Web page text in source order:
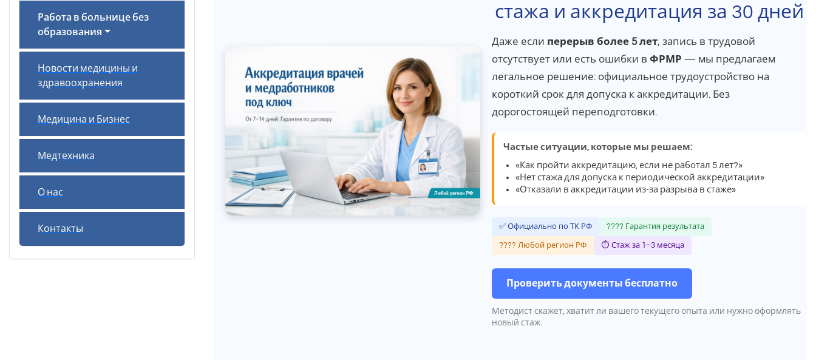
Работа в больнице без
образования
Новости медицины и
здравоохранения
Медицина и Бизнес
Медтехника
О нас
Контакты
стажа и аккредитация за 30 дней
Даже если перерыв более 5 лет, запись в трудовой
отсутствует или есть ошибки в ФРМР — мы предлагаем
легальное решение: официальное трудоустройство на
короткий срок для допуска к аккредитации. Без
дорогостоящей переподготовки.
Частые ситуации, которые мы решаем:
«Как пройти аккредитацию, если не работал 5 лет?»
«Нет стажа для допуска к периодической аккредитации»
«Отказали в аккредитации из-за разрыва в стаже»
✅ Официально по ТК РФ ???? Гарантия результата
???? Любой регион РФ ⏱ Стаж за 1–3 месяца
Проверить документы бесплатно
Методист скажет, хватит ли вашего текущего опыта или нужно оформлять
новый стаж.